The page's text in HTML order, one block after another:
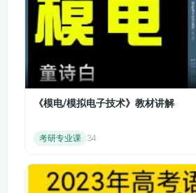
遗传的分子基础：
回顾 DNA 是主要的遗传物质的
解肺炎双球菌转化实验和噬菌体
和结论。
深入讲解 DNA 的结构和复制过程
表达机制。
详细讲解孟德尔的分离定律和自
《模电/模拟电子技术》教材讲解
考研专业课 34